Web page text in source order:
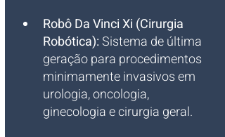
Robô Da Vinci Xi (Cirurgia
Robótica): Sistema de última
geração para procedimentos
minimamente invasivos em
urologia, oncologia,
ginecologia e cirurgia geral.